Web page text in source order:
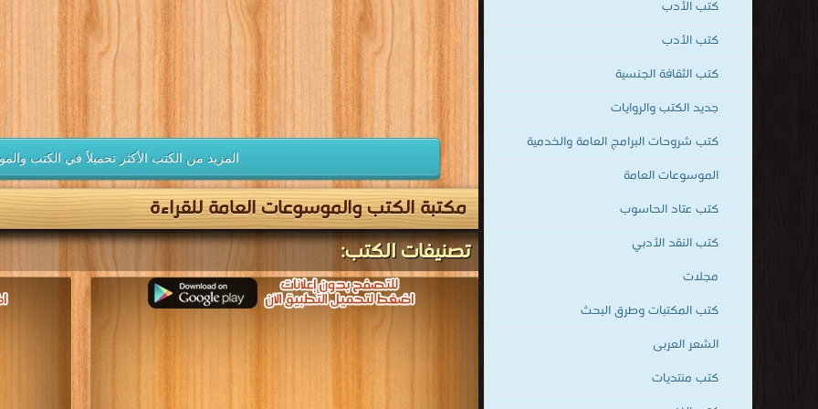
كتب عتاد الحاسوب
كتب النقد الأدبي
مجلات
كتب المكتبات وطرق البحث
الشعر العربى
كتب منتديات
كتب الفنون
الإعلام ووسائل الإتصال
سلاسل وموسوعات
ادب البلدان الغربية
كتب الإعلام والصحافة
كتب الوسائط المتعددة
قراءة و تحميل كتب في كتب برامج
مجانا
[ 7 كتاب/كتب ]
قراءة و تحميل كتب في كتب السياسة الشرعية
مجانا
كتب الثقافة
الجنسية
كتب فلسفة
ومنطق